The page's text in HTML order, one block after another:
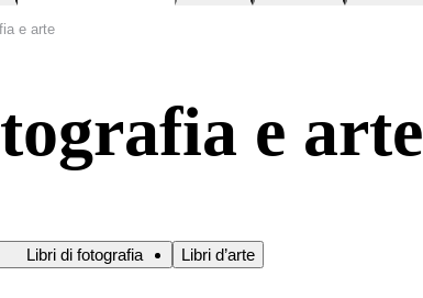
e arte
e arte
Libri di fotografia Libri d’arte